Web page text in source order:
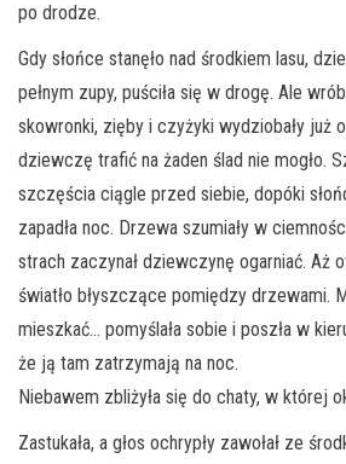
po drodze.
Gdy słońce stanęło nad środkiem lasu,
pełnym zupy, puściła się w drogę. Ale
skowronki, zięby i czyżyki wydziobały już
dziewczę trafić na żaden ślad nie mogło.
szczęścia ciągle przed siebie, dopóki
zapadła noc. Drzewa szumiały w
strach zaczynał dziewczynę ogarniać. Aż
światło błyszczące pomiędzy drzewami.
mieszkać… pomyślała sobie i poszła w
że ją tam zatrzymają na noc.
Niebawem zbliżyła się do chaty, w której
Zastukała, a głos ochrypły zawołał ze